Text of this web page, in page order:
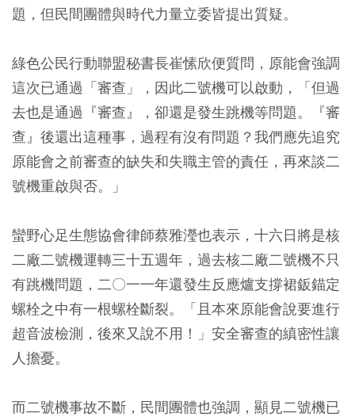
題，但民間團體與時代力量立委皆提出質疑。
綠色公民行動聯盟秘書長崔愫欣便質問，原能會強調
這次已通過「審查」，因此二號機可以啟動，「但過
去也是通過『審查』，卻還是發生跳機等問題。『審
查』後還出這種事，過程有沒有問題？我們應先追究
原能會之前審查的缺失和失職主管的責任，再來談二
號機重啟與否。」
蠻野心足生態協會律師蔡雅瀅也表示，十六日將是核
二廠二號機運轉三十五週年，過去核二廠二號機不只
有跳機問題，二〇一一年還發生反應爐支撐裙鈑錨定
螺栓之中有一根螺栓斷裂。「且本來原能會說要進行
超音波檢測，後來又說不用！」安全審查的縝密性讓
人擔憂。
而二號機事故不斷，民間團體也強調，顯見二號機已